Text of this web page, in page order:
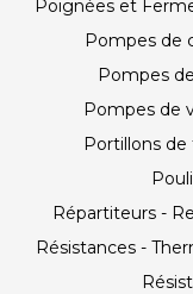
Poignées et
Pompes de
Pompes
Pompes de
Portillons
Répartiteurs -
Résistances -